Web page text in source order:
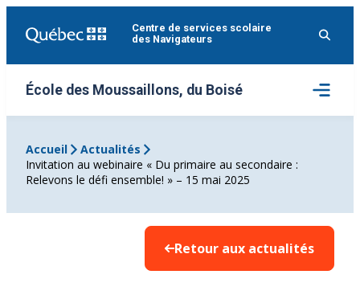
Centre de services scolaire
des Navigateurs
École des Moussaillons, du Boisé
Ouvrir
le
menu
Accueil
Actualités
Invitation au webinaire « Du primaire au secondaire :
Relevons le défi ensemble! » – 15 mai 2025
Retour aux actualités